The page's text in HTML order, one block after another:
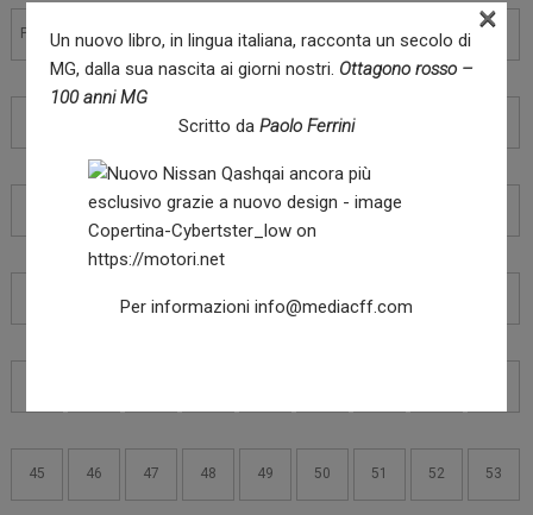
articoli
Prec. 4 7 8
12 13 14
19 20 21 22 23 24
29 31 33
45 46 47 48 49 50 51 52 53
Un nuovo libro, in lingua italiana, racconta un secolo di
MG, dalla sua nascita ai giorni nostri. Ottagono rosso –
100 anni MG
Scritto da Paolo Ferrini
Per informazioni info@mediacff.com
×